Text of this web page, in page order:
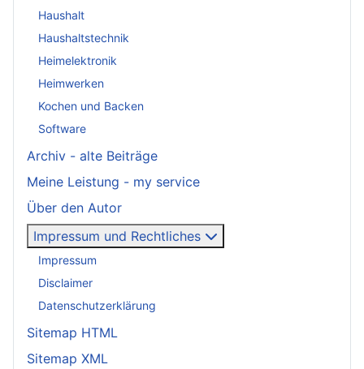
Haushalt
Haushaltstechnik
Heimelektronik
Heimwerken
Kochen und Backen
Software
Archiv - alte Beiträge
Meine Leistung - my service
Über den Autor
Impressum und Rechtliches
Impressum
Disclaimer
Datenschutzerklärung
Sitemap HTML
Sitemap XML